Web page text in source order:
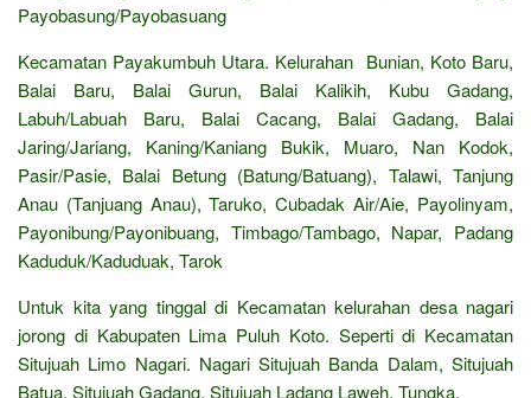
Payobasung/Payobasuang
Kecamatan Payakumbuh Utara. Kelurahan Bunian, Koto Baru,
Balai Baru, Balai Gurun, Balai Kalikih, Kubu Gadang,
Labuh/Labuah Baru, Balai Cacang, Balai Gadang, Balai
Jaring/Jariang, Kaning/Kaniang Bukik, Muaro, Nan Kodok,
Pasir/Pasie, Balai Betung (Batung/Batuang), Talawi, Tanjung
Anau (Tanjuang Anau), Taruko, Cubadak Air/Aie, Payolinyam,
Payonibung/Payonibuang, Timbago/Tambago, Napar, Padang
Kaduduk/Kaduduak, Tarok
Untuk kita yang tinggal di Kecamatan kelurahan desa nagari
jorong di Kabupaten Lima Puluh Koto. Seperti di Kecamatan
Situjuah Limo Nagari. Nagari Situjuah Banda Dalam, Situjuah
Batua, Situjuah Gadang, Situjuah Ladang Laweh, Tungka.